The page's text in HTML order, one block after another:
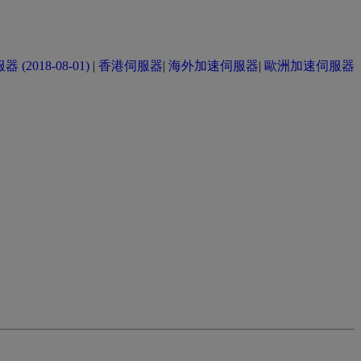
(2018-08-01) | 香港伺服器| 海外加速伺服器| 歐洲加速伺服器